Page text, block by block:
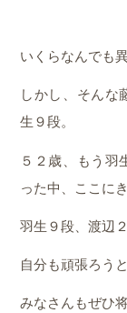
いくらなんでも
しかし、そんな
生９段。
５２歳、もう羽
った中、ここに
羽生９段、渡辺
自分も頑張ろう
みなさんもぜひ